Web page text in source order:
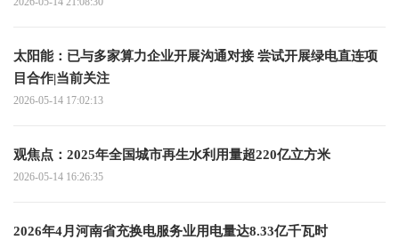
太阳能：已与多家算力企业开展沟通对接 尝试开展绿电直连项
目合作|当前关注
2026-05-14 17:02:13
观焦点：2025年全国城市再生水利用量超220亿立方米
2026-05-14 16:26:35
2026年4月河南省充换电服务业用电量达8.33亿千瓦时